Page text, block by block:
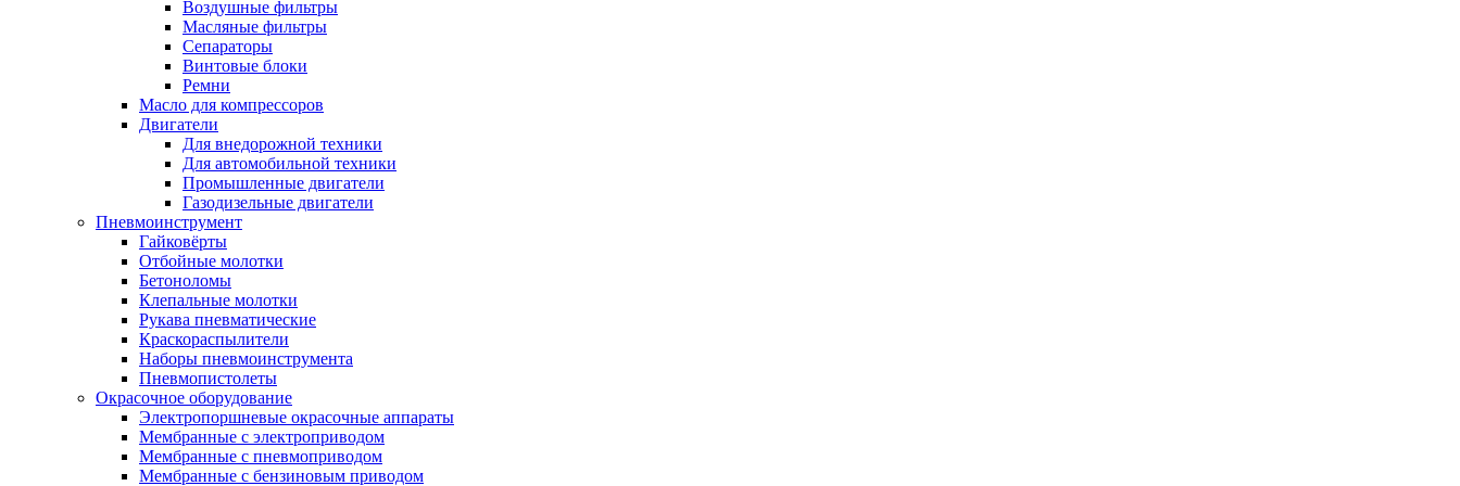
Воздушные фильтры
Масляные фильтры
Сепараторы
Винтовые блоки
Ремни
Масло для компрессоров
Двигатели
Для внедорожной техники
Для автомобильной техники
Промышленные двигатели
Газодизельные двигатели
Пневмоинструмент
Гайковёрты
Отбойные молотки
Бетоноломы
Клепальные молотки
Рукава пневматические
Краскораспылители
Наборы пневмоинструмента
Пневмопистолеты
Окрасочное оборудование
Электропоршневые окрасочные аппараты
Мембранные с электроприводом
Мембранные с пневмоприводом
Мембранные с бензиновым приводом